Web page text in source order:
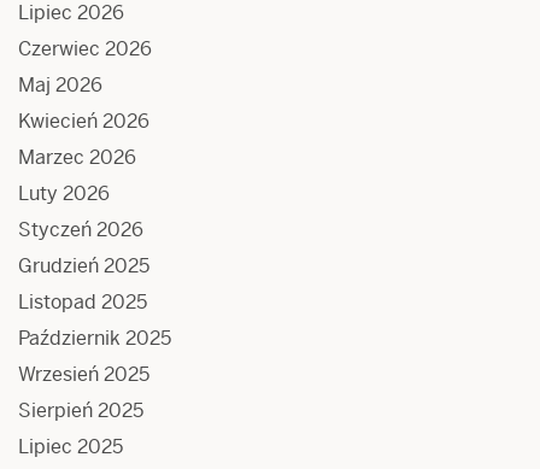
Lipiec 2026
Czerwiec 2026
Maj 2026
Kwiecień 2026
Marzec 2026
Luty 2026
Styczeń 2026
Grudzień 2025
Listopad 2025
Październik 2025
Wrzesień 2025
Sierpień 2025
Lipiec 2025